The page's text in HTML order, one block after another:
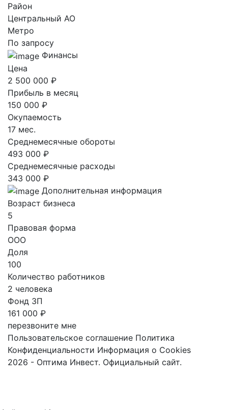
Район
Центральный AO
Метро
По запросу
Финансы
Цена
2 500 000 ₽
Прибыль в месяц
150 000 ₽
Окупаемость
17 мес.
Среднемесячные обороты
493 000 ₽
Среднемесячные расходы
343 000 ₽
Дополнительная информация
Возраст бизнеса
5
Правовая форма
ООО
Доля
100
Количество работников
2 человека
Фонд ЗП
161 000 ₽
перезвоните мне
Пользовательское соглашение Политика
Конфиденциальности Информация о Cookies
2026 - Оптима Инвест. Официальный сайт.